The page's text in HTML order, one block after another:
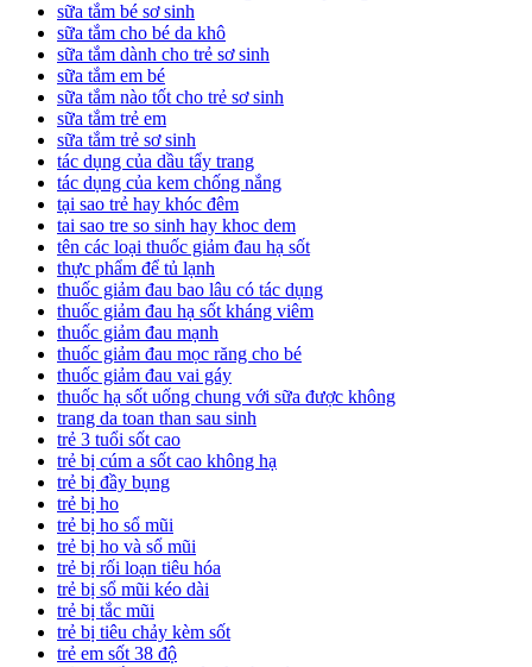
sữa tắm bé sơ sinh
sữa tắm cho bé da khô
sữa tắm dành cho trẻ sơ sinh
sữa tắm em bé
sữa tắm nào tốt cho trẻ sơ sinh
sữa tắm trẻ em
sữa tắm trẻ sơ sinh
tác dụng của dầu tẩy trang
tác dụng của kem chống nắng
tại sao trẻ hay khóc đêm
tai sao tre so sinh hay khoc dem
tên các loại thuốc giảm đau hạ sốt
thực phẩm để tủ lạnh
thuốc giảm đau bao lâu có tác dụng
thuốc giảm đau hạ sốt kháng viêm
thuốc giảm đau mạnh
thuốc giảm đau mọc răng cho bé
thuốc giảm đau vai gáy
thuốc hạ sốt uống chung với sữa được không
trang da toan than sau sinh
trẻ 3 tuổi sốt cao
trẻ bị cúm a sốt cao không hạ
trẻ bị đầy bụng
trẻ bị ho
trẻ bị ho sổ mũi
trẻ bị ho và sổ mũi
trẻ bị rối loạn tiêu hóa
trẻ bị sổ mũi kéo dài
trẻ bị tắc mũi
trẻ bị tiêu chảy kèm sốt
trẻ em sốt 38 độ